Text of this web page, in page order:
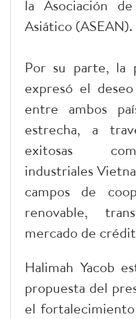
la Asociación
Asiático (ASEAN).
Por su parte, la
expresó el
entre ambos
estrecha, a
exitosas
industriales
campos de
renovable,
mercado de
Halimah Yacob
propuesta del
el